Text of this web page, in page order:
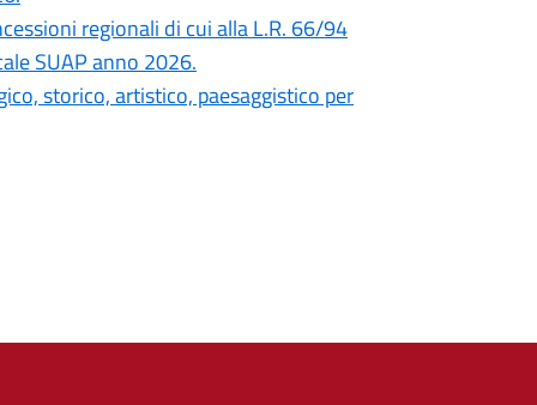
regionali di cui alla L.R. 66/94
SUAP anno 2026.
storico, artistico, paesaggistico per